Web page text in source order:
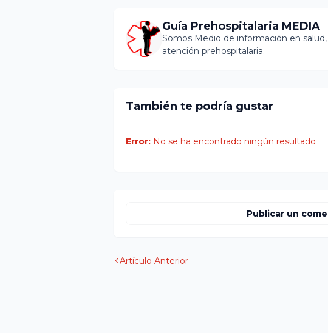
Guía Prehospitalaria MEDIA
Somos Medio de información en
atención prehospitalaria.
También te podría gustar
Error: No se ha encontrado ningún resultado
Publicar un
Artículo Anterior